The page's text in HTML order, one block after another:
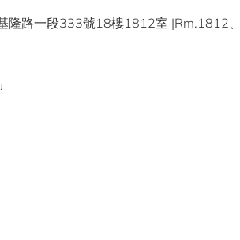
隆路一段333號18樓1812室 |Rm.1812